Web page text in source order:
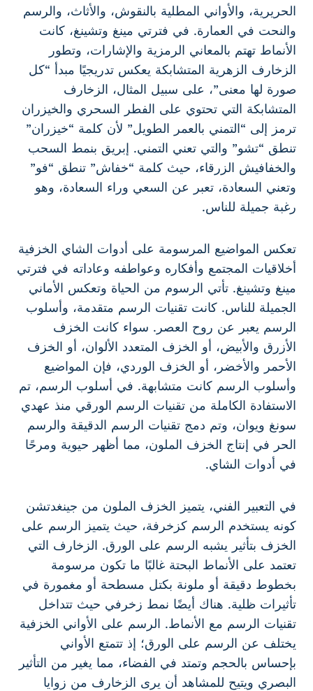
الحريرية، والأواني المطلية بالنقوش، والأثاث، والرسم
والنحت في العمارة. في فترتي مينغ وتشينغ، كانت
الأنماط تهتم بالمعاني الرمزية والإشارات، وتطور
الزخارف الزهرية المتشابكة يعكس تدريجيًا مبدأ “كل
صورة لها معنى”، على سبيل المثال، الزخارف
المتشابكة التي تحتوي على الفطر السحري والخيزران
ترمز إلى “التمني بالعمر الطويل” لأن كلمة “خيزران”
تنطق “تشو” والتي تعني التمني. إبريق بنمط السحب
والخفافيش الزرقاء، حيث كلمة “خفاش” تنطق “فو”
وتعني السعادة، تعبر عن السعي وراء السعادة، وهو
رغبة جميلة للناس.
تعكس المواضيع المرسومة على أدوات الشاي الخزفية
أخلاقيات المجتمع وأفكاره وعواطفه وعاداته في فترتي
مينغ وتشينغ. تأتي الرسوم من الحياة وتعكس الأماني
الجميلة للناس. كانت تقنيات الرسم متقدمة، وأسلوب
الرسم يعبر عن روح العصر. سواء كانت الخزف
الأزرق والأبيض، أو الخزف المتعدد الألوان، أو الخزف
الأحمر والأخضر، أو الخزف الوردي، فإن المواضيع
وأسلوب الرسم كانت متشابهة. في أسلوب الرسم، تم
الاستفادة الكاملة من تقنيات الرسم الورقي منذ عهدي
سونغ ويوان، وتم دمج تقنيات الرسم الدقيقة والرسم
الحر في إنتاج الخزف الملون، مما أظهر حيوية ومرحًا
في أدوات الشاي.
في التعبير الفني، يتميز الخزف الملون من جينغدتشن
كونه يستخدم الرسم كزخرفة، حيث يتميز الرسم على
الخزف بتأثير يشبه الرسم على الورق. الزخارف التي
تعتمد على الأنماط البحتة غالبًا ما تكون مرسومة
بخطوط دقيقة أو ملونة بكتل مسطحة أو مغمورة في
تأثيرات ظلية. هناك أيضًا نمط زخرفي حيث تتداخل
تقنيات الرسم مع الأنماط. الرسم على الأواني الخزفية
يختلف عن الرسم على الورق؛ إذ تتمتع الأواني
بإحساس بالحجم وتمتد في الفضاء، مما يغير من التأثير
البصري ويتيح للمشاهد أن يرى الزخارف من زوايا